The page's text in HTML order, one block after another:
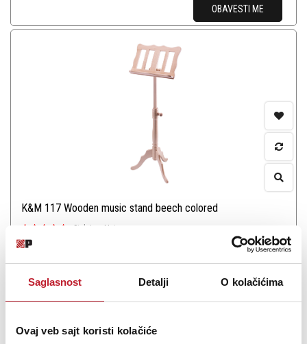
Saglasnost Detalji O kolačićima
Ovaj veb sajt koristi kolačiće
OBAVESTI ME
K&M 117 Wooden music stand beech colored
Stalci za Note
Music stand with a curved baroque design. Made from solid beech.
The stand is available in three natural finishes.